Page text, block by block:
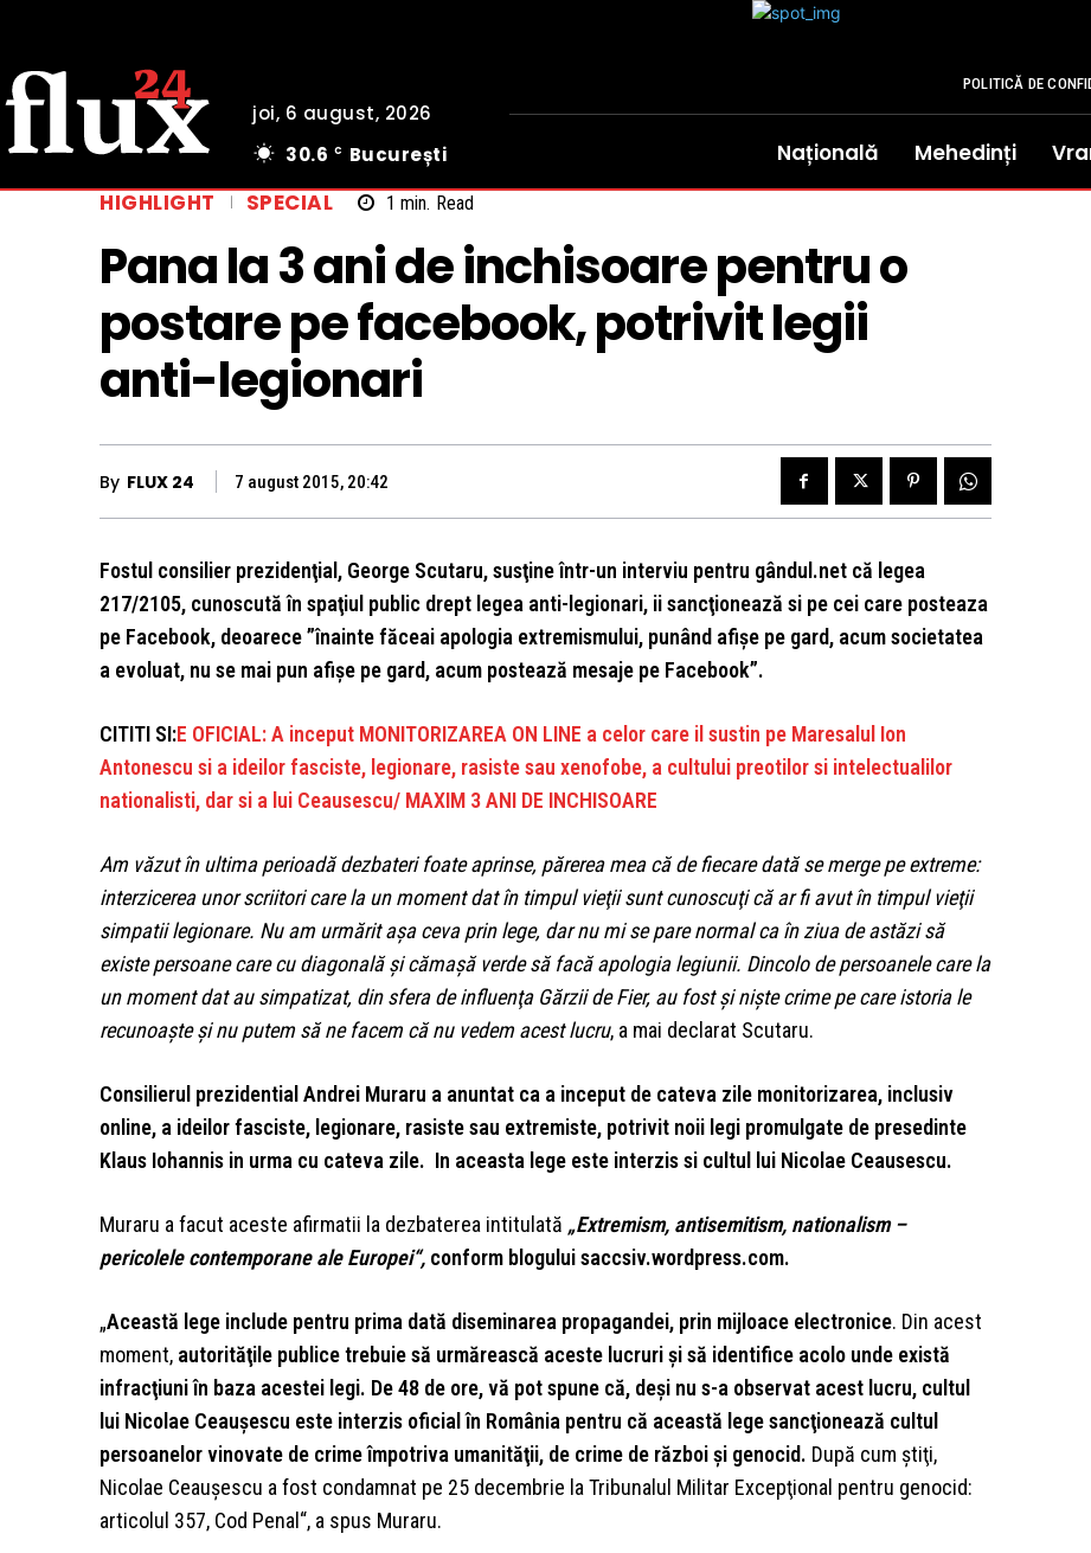
joi, 6 august, 2026
30.6 C București
POLITICĂ DE
Națională Mehedinți
HIGHLIGHT SPECIAL 1 min. Read
Pana la 3 ani de inchisoare pentru o
postare pe facebook, potrivit legii
anti-legionari
By FLUX 24 7 august 2015, 20:42
Fostul consilier prezidenţial, George Scutaru, susţine într-un interviu pentru gândul.net că legea
217/2105, cunoscută în spaţiul public drept legea anti-legionari, ii sancţionează si pe cei care posteaza
pe Facebook, deoarece ”înainte făceai apologia extremismului, punând afişe pe gard, acum societatea
a evoluat, nu se mai pun afişe pe gard, acum postează mesaje pe Facebook”.
CITITI SI:E OFICIAL: A inceput MONITORIZAREA ON LINE a celor care il sustin pe Maresalul Ion
Antonescu si a ideilor fasciste, legionare, rasiste sau xenofobe, a cultului preotilor si intelectualilor
nationalisti, dar si a lui Ceausescu/ MAXIM 3 ANI DE INCHISOARE
Am văzut în ultima perioadă dezbateri foate aprinse, părerea mea că de fiecare dată se merge pe extreme:
interzicerea unor scriitori care la un moment dat în timpul vieţii sunt cunoscuţi că ar fi avut în timpul vieţii
simpatii legionare. Nu am urmărit aşa ceva prin lege, dar nu mi se pare normal ca în ziua de astăzi să
existe persoane care cu diagonală şi cămaşă verde să facă apologia legiunii. Dincolo de persoanele care la
un moment dat au simpatizat, din sfera de influenţa Gărzii de Fier, au fost şi nişte crime pe care istoria le
recunoaşte şi nu putem să ne facem că nu vedem acest lucru, a mai declarat Scutaru.
Consilierul prezidential Andrei Muraru a anuntat ca a inceput de cateva zile monitorizarea, inclusiv
online, a ideilor fasciste, legionare, rasiste sau extremiste, potrivit noii legi promulgate de presedinte
Klaus Iohannis in urma cu cateva zile. In aceasta lege este interzis si cultul lui Nicolae Ceausescu.
Muraru a facut aceste afirmatii la dezbaterea intitulată „Extremism, antisemitism, nationalism –
pericolele contemporane ale Europei“, conform blogului saccsiv.wordpress.com.
„Această lege include pentru prima dată diseminarea propagandei, prin mijloace electronice. Din acest
moment, autorităţile publice trebuie să urmărească aceste lucruri şi să identifice acolo unde există
infracţiuni în baza acestei legi. De 48 de ore, vă pot spune că, deşi nu s-a observat acest lucru, cultul
lui Nicolae Ceauşescu este interzis oficial în România pentru că această lege sancţionează cultul
persoanelor vinovate de crime împotriva umanităţii, de crime de război şi genocid. După cum ştiţi,
Nicolae Ceauşescu a fost condamnat pe 25 decembrie la Tribunalul Militar Excepţional pentru genocid:
articolul 357, Cod Penal“, a spus Muraru.